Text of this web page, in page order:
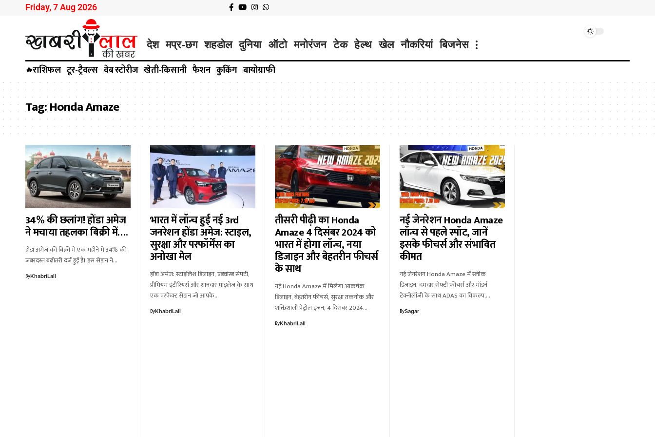
Friday, 7 Aug 2026
देश मप्र-छग शहडोल दुनिया ऑटो मनोरंजन टेक हेल्थ खेल नौकरियां बिजनेस
🔥राशिफल टूर-ट्रैवल्स वेब स्टोरीज खेती-किसानी फैशन कुकिंग बायोग्राफी
Tag:Honda Amaze
34% की छलांग! होंडा अमेज
ने मचाया तहलका बिक्री में….
होंडा अमेज की बिक्री में एक महीने में 34% की
जबरदस्त बढ़ोतरी दर्ज हुई है। इस सेडान ने…
ByKhabriLall
भारत में लॉन्च हुई नई 3rd
जनरेशन होंडा अमेज: स्टाइल,
सुरक्षा और परफॉर्मेंस का
अनोखा मेल
होंडा अमेज: स्टाइलिश डिजाइन, एडवांस्ड सेफ्टी,
प्रीमियम इंटीरियर्स और शानदार माइलेज के साथ
एक परफेक्ट सेडान जो आपके…
ByKhabriLall
तीसरी पीढ़ी का Honda
Amaze 4 दिसंबर 2024 को
भारत में होगा लॉन्च, नया
डिजाइन और बेहतरीन फीचर्स
के साथ
नई Honda Amaze में मिलेगा आकर्षक
डिजाइन, बेहतरीन फीचर्स, सुरक्षा तकनीक और
शक्तिशाली पेट्रोल इंजन, 4 दिसंबर 2024…
ByKhabriLall
नई जेनरेशन Honda Amaze
लॉन्च से पहले स्पॉट, जानें
इसके फीचर्स और संभावित
कीमत
नई जेनरेशन Honda Amaze में स्लीक
डिजाइन, दमदार सेफ्टी फीचर्स और मॉडर्न
टेक्नोलॉजी के साथ ADAS का विकल्प,…
BySagar